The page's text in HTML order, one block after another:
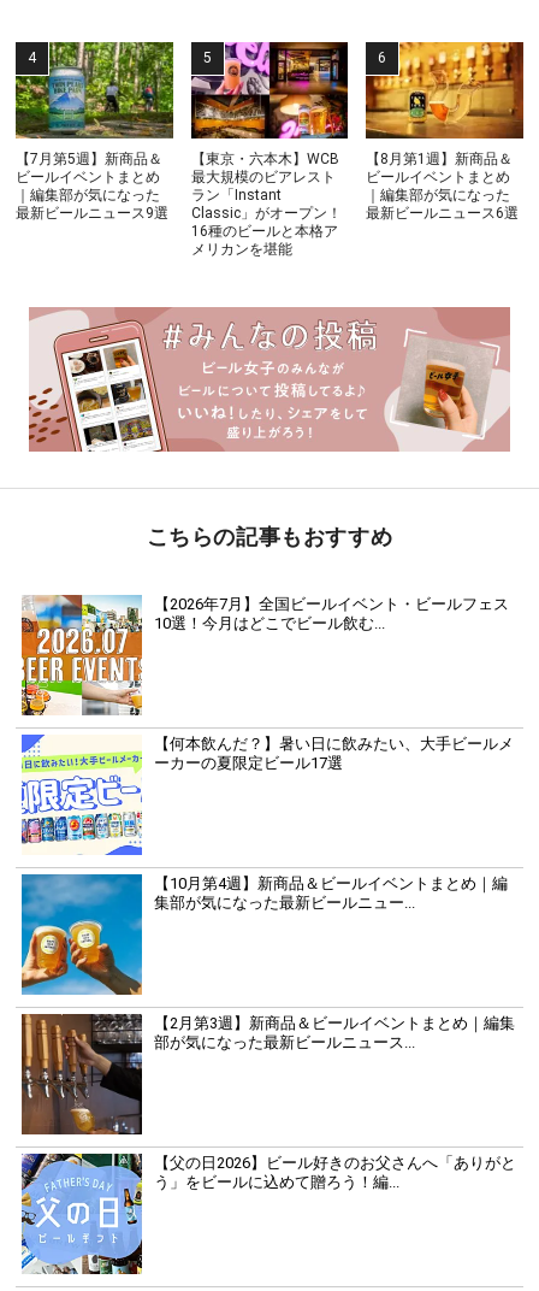
【7月第5週】新商品＆
ビールイベントまとめ
｜編集部が気になった
最新ビールニュース9選
【東京・六本木】WCB
最大規模のビアレスト
ラン「Instant
Classic」がオープン！
16種のビールと本格ア
メリカンを堪能
【8月第1週】新商品＆
ビールイベントまとめ
｜編集部が気になった
最新ビールニュース6選
こちらの記事もおすすめ
【2026年7月】全国ビールイベント・ビールフェス
10選！今月はどこでビール飲む...
【何本飲んだ？】暑い日に飲みたい、大手ビールメ
ーカーの夏限定ビール17選
【10月第4週】新商品＆ビールイベントまとめ｜編
集部が気になった最新ビールニュー...
【2月第3週】新商品＆ビールイベントまとめ｜編集
部が気になった最新ビールニュース...
【父の日2026】ビール好きのお父さんへ「ありがと
う」をビールに込めて贈ろう！編...